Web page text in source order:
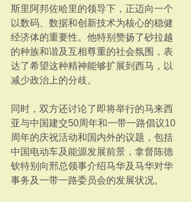
斯里阿邦佐哈里的领导下，正迈向一个
以数码、数据和创新技术为核心的稳健
经济体的重要性。他特别赞扬了砂拉越
的种族和谐及互相尊重的社会氛围，表
达了希望这种精神能够扩展到西马，以
减少政治上的分歧。
同时，双方还讨论了即将举行的马来西
亚与中国建交50周年和一带一路倡议10
周年的庆祝活动和国内外的议题，包括
中国电动车及能源发展前景，拿督陈德
钦特别向邢总领事介绍马华及马华对华
事务及一带一路委员会的发展状况。